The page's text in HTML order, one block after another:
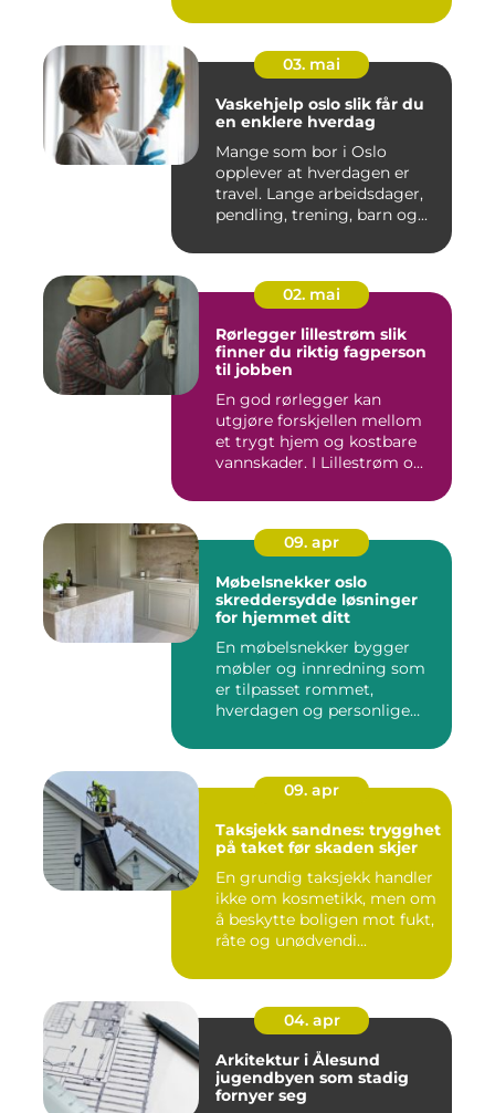
03. mai
Vaskehjelp oslo slik får du
en enklere hverdag
Mange som bor i Oslo
opplever at hverdagen er
travel. Lange arbeidsdager,
pendling, trening, barn og...
02. mai
Rørlegger lillestrøm slik
finner du riktig fagperson
til jobben
En god rørlegger kan
utgjøre forskjellen mellom
et trygt hjem og kostbare
vannskader. I Lillestrøm o...
09. apr
Møbelsnekker oslo
skreddersydde løsninger
for hjemmet ditt
En møbelsnekker bygger
møbler og innredning som
er tilpasset rommet,
hverdagen og personlige
09. apr
Taksjekk sandnes: trygghet
på taket før skaden skjer
En grundig taksjekk handler
ikke om kosmetikk, men om
å beskytte boligen mot fukt,
råte og unødvendi...
04. apr
Arkitektur i Ålesund
jugendbyen som stadig
fornyer seg